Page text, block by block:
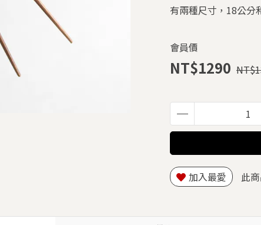
有兩種尺寸，18公分
會員價
NT$1290
加入最愛 此